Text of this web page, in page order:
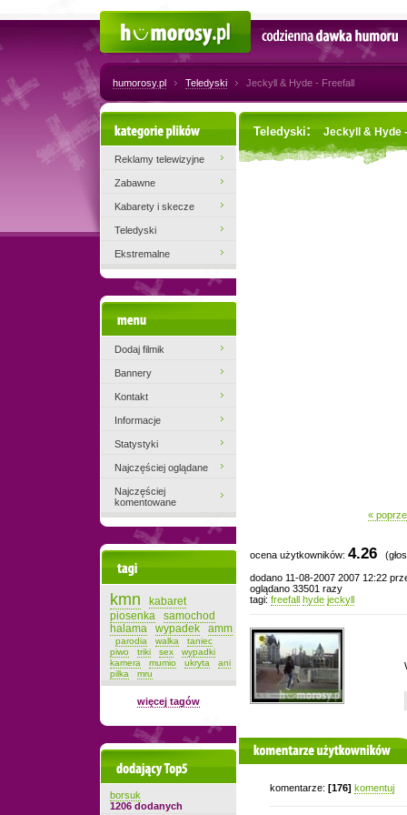
Codzienna dawka humoru
humorosy.pl Teledyski Jeckyll & Hyde - Freefall
Teledyski: Jeckyll & Hyde
«
ocena użytkowników: 4.26
dodano 11-08-2007 2007 12:22
oglądano 33501 razy
tagi: freefall hyde jeckyll
komentarze użytkowników
komentarze: [176] komentuj
Kategorie plików
Reklamy telewizyjne
Zabawne
Kabarety i skecze
Teledyski
Ekstremalne
Dodaj filmik
Bannery
Kontakt
Informacje
Statystyki
Najczęściej oglądane
Najczęściej
komentowane
kmn
kabaret
piosenka
samochod
halama
wypadek amm
parodia walka
taniec
piwo
triki sex
wypadki
kamera
mumio ukryta
ani
pilka
mru
więcej tagów
Dodający top-5
borsuk
1206 dodanych